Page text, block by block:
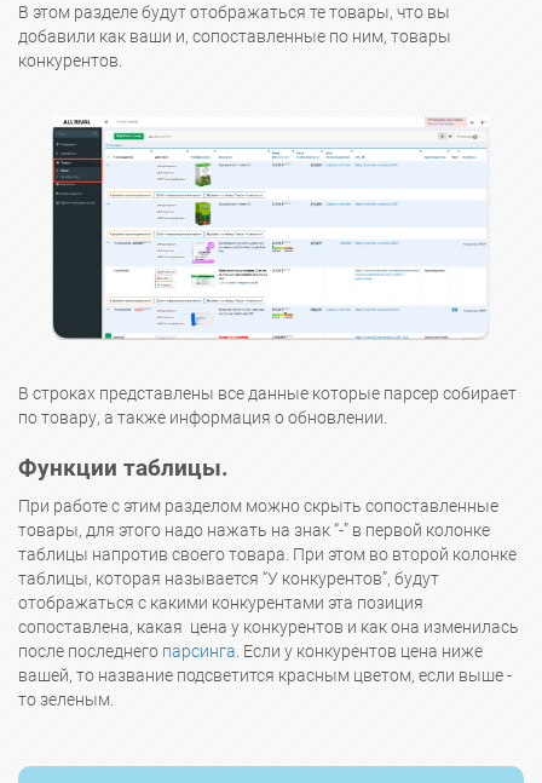
В этом разделе будут отображаться те товары, что вы
добавили как ваши и, сопоставленные по ним, товары
конкурентов.
В строках представлены все данные которые парсер собирает
по товару, а также информация о обновлении.
Функции таблицы.
При работе с этим разделом можно скрыть сопоставленные
товары, для этого надо нажать на знак “-” в первой колонке
таблицы напротив своего товара. При этом во второй колонке
таблицы, которая называется “У конкурентов”, будут
отображаться с какими конкурентами эта позиция
сопоставлена, какая цена у конкурентов и как она изменилась
после последнего парсинга. Если у конкурентов цена ниже
вашей, то название подсветится красным цветом, если выше -
то зеленым.